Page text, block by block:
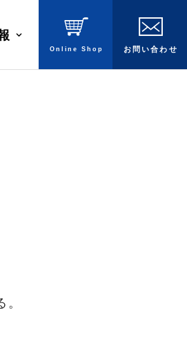
OnlineShop お問 い合わ せ
★こども博覧会に出展します